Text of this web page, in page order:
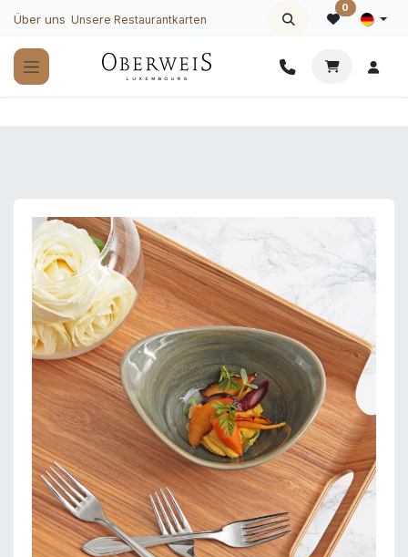
Zum Inhalt springen
Über uns Unsere Restaurantkarten
0